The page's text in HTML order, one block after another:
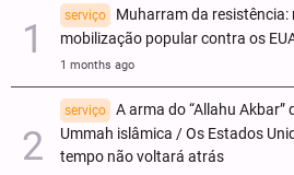
serviço
Muharram da resistência:
mobilização popular contra os
1 months ago
serviço
A arma do “Allahu
Ummah islâmica / Os Estados
tempo não voltará atrás